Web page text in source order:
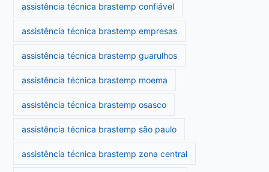
assistência técnica brastemp confiável
assistência técnica brastemp empresas
assistência técnica brastemp guarulhos
assistência técnica brastemp moema
assistência técnica brastemp osasco
assistência técnica brastemp são paulo
assistência técnica brastemp zona central